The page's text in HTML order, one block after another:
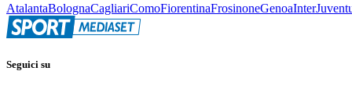
AtalantaBolognaCagliariComoFiorentinaFrosinoneGenoaInter
Seguici su